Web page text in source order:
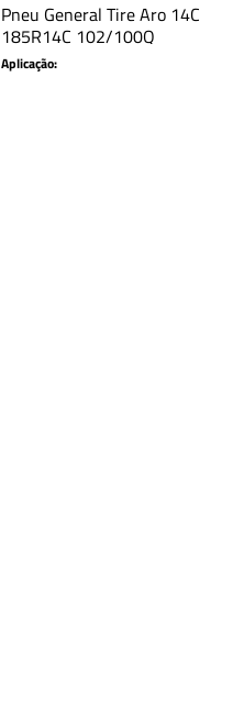
Pneu General Tire Aro 14C
185R14C 102/100Q
EUROVAN 2 8PR
Aplicação: